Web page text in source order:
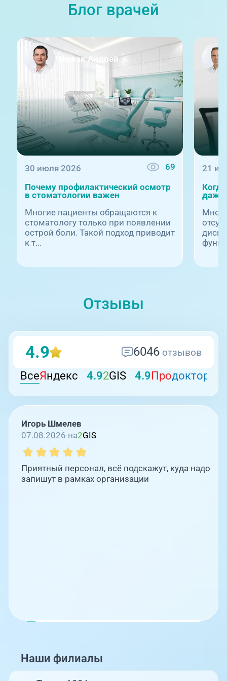
г. Златоуст, ул. Щербакова 2,
09:00-18:00
Травмпункт, ул.Труда, 187Д
08:00-21:00
21:00-08:00
Профосмотры, ул.Труда, 183Б
г. Златоуст, ул. Щербакова 2,
строение 1 (ЦАОП)
Блог врачей
Червак Андрей
30 июля 2026 69
Почему профилактический осмотр
в стоматологии важен
Многие пациенты обращаются к
стоматологу только при появлении
острой боли. Такой подход приводит
к т...
21
даже
Отзывы
4.9 6046 отзывов
ВсеЯндекс 4.92GIS 4.9Продокторов
Игорь Шмелев
07.08.2026 на2GIS
Приятный персонал, всё подскажут, куда надо
запишут в рамках организации
Наши филиалы